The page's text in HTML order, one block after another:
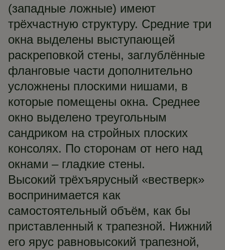
(западные ложные) имеют
трёхчастную структуру. Средние три
окна выделены выступающей
раскреповкой стены, заглублённые
фланговые части дополнительно
усложнены плоскими нишами, в
которые помещены окна. Среднее
окно выделено треугольным
сандриком на стройных плоских
консолях. По сторонам от него над
окнами – гладкие стены.
Высокий трёхъярусный «вестверк»
воспринимается как
самостоятельный объём, как бы
приставленный к трапезной. Нижний
его ярус равновысокий трапезной,